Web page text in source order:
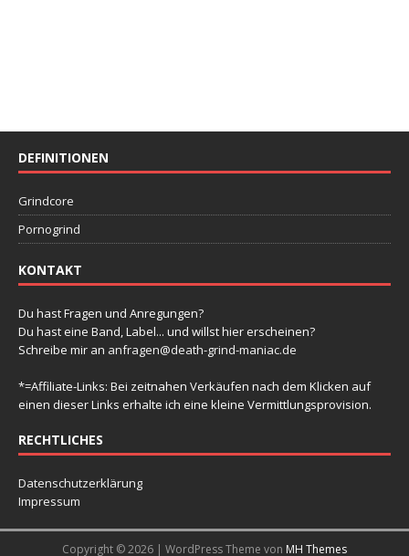
DEFINITIONEN
Grindcore
Pornogrind
KONTAKT
Du hast Fragen und Anregungen?
Du hast eine Band, Label... und willst hier erscheinen?
Schreibe mir an anfragen@death-grind-maniac.de
*=Affiliate-Links: Bei zeitnahen Verkäufen nach dem Klicken auf
einen dieser Links erhalte ich eine kleine Vermittlungsprovision.
RECHTLICHES
Datenschutzerklärung
Impressum
Copyright © 2026 | WordPress Theme von MH Themes